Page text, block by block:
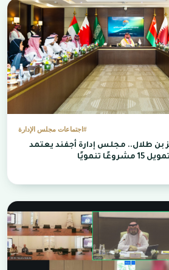
#اجتماعات مجلس الإدارة
بن طلال.. مجلس إدارة أجفند يعتمد